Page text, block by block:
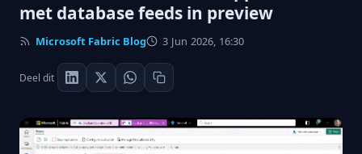
met database feeds in preview
Microsoft Fabric Blog 3 Jun 2026, 16:30
Deel dit